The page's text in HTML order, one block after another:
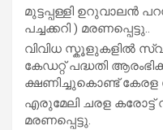
മുട്ടപ്പള്ളി ഉറുവാലൻ
പച്ചക്കറി ) മരണപ്പെട്ടു..
വിവിധ സ്കൂളുകളില്‍
കേഡറ്റ് പദ്ധതി
ക്ഷണിച്ചുകൊണ്ട്
എരുമേലി ചരള കരോട്ട്
മരണപ്പെട്ടു.